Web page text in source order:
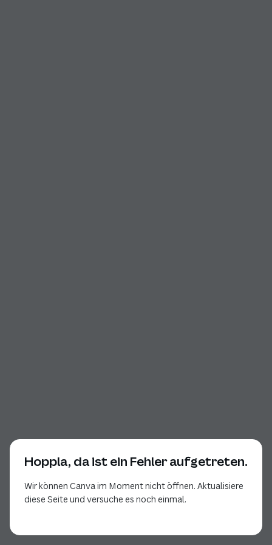
Hoppla, da ist ein Fehler aufgetreten.
Wir können Canva im Moment nicht öffnen. Aktualisiere
diese Seite und versuche es noch einmal.